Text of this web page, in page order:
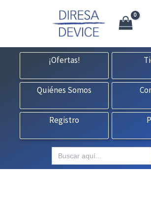
consultas@fedbuy.es| Formulario
¡Ofertas!
Quiénes Somos
Registro
Buscar: